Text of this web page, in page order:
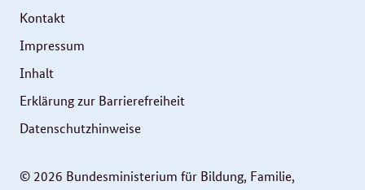
VIDEOS
© 2026 Bundesministerium für Bildung, Familie,
Kontakt
Impressum
Inhalt
Erklärung zur Barrierefreiheit
Datenschutzhinweise